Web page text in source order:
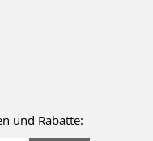
und Rabatte: